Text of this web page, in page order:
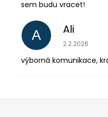
sem budu vracet!
A Ali
Hodnocení
2.2.2026
výborná komunikace,
Z